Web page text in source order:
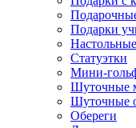
Подарки
Статуэтки
Мини-
Шуточные
Шуточные
Обереги